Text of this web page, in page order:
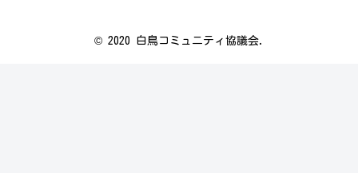
© 2020 白鳥コミュニティ協議会.